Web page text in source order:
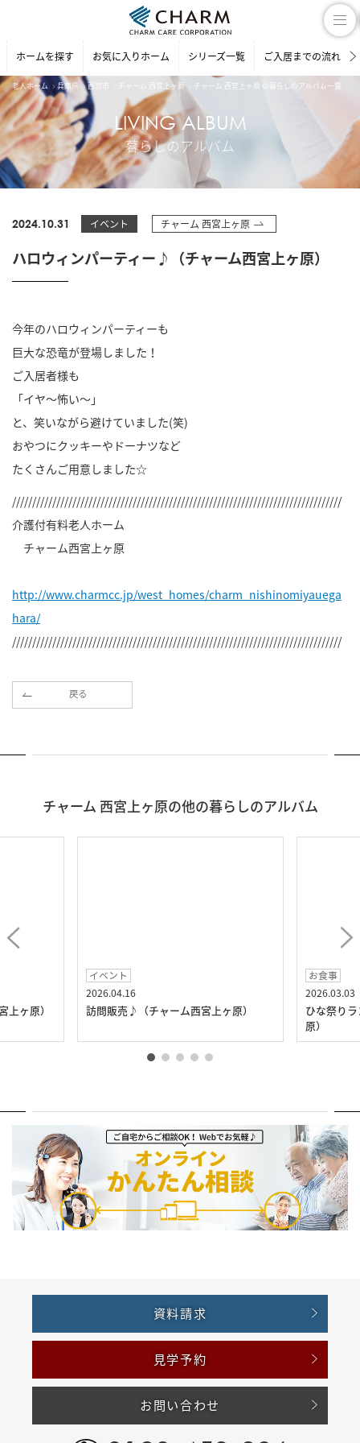
ホームを探す お気に入りホーム シリーズ一覧 ご入居までの流れ
老人ホーム 兵庫県 西宮市 チャーム 西宮上ヶ原 チャーム 西宮上ヶ原 の暮らしのアルバム一覧
LIVING ALBUM
暮らしのアルバム
2024.10.31 イベント チャーム 西宮上ヶ原
ハロウィンパーティー♪（チャーム西宮上ヶ原）
今年のハロウィンパーティーも
巨大な恐竜が登場しました！
ご入居者様も
「イヤ～怖い～」
と、笑いながら避けていました(笑)
おやつにクッキーやドーナツなど
たくさんご用意しました☆
//////////////////////////////////////////////////////////////////////////////////
介護付有料老人ホーム
チャーム西宮上ヶ原
http://www.charmcc.jp/west_homes/charm_nishinomiyauega
hara/
//////////////////////////////////////////////////////////////////////////////////
戻る
チャーム 西宮上ヶ原の他の暮らしのアルバム
ヶ原）
イベント
2026.04.16
訪問販売♪（チャーム西宮上ヶ原）
お食事
2026.03.03
ひな祭り
原）
資料請求
見学予約
お問い合わせ